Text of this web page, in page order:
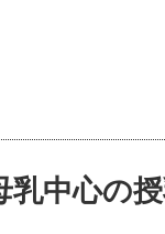
乳中心の